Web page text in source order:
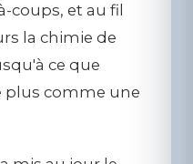
coups, et au fil
la chimie de
ce que
plus comme une